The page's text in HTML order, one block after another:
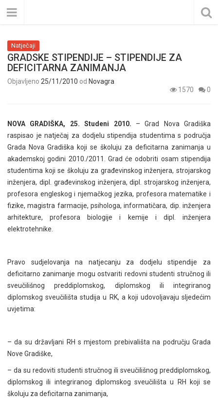
Natječaji
GRADSKE STIPENDIJE – STIPENDIJE ZA
DEFICITARNA ZANIMANJA
Objavljeno 25/11/2010 od Novagra
1570
0
NOVA GRADIŠKA, 25. Studeni 2010. – Grad Nova Gradiška
raspisao je natječaj za dodjelu stipendija studentima s područja
Grada Nova Gradiška koji se školuju za deficitarna zanimanja u
akademskoj godini 2010./2011. Grad će odobriti osam stipendija
studentima koji se školuju za građevinskog inženjera, strojarskog
inženjera, dipl. građevinskog inženjera, dipl. strojarskog inženjera,
profesora engleskog i njemačkog jezika, profesora matematike i
fizike, magistra farmacije, psihologa, informatičara, dip. inženjera
arhitekture, profesora biologije i kemije i dipl. inženjera
elektrotehnike.
Pravo sudjelovanja na natjecanju za dodjelu stipendije za
deficitarno zanimanje mogu ostvariti redovni studenti stručnog ili
sveučilišnog preddiplomskog, diplomskog ili integriranog
diplomskog sveučilišta studija u RK, a koji udovoljavaju sljedećim
uvjetima:
– da su državljani RH s mjestom prebivališta na području Grada
Nove Gradiške,
– da su redoviti studenti stručnog ili sveučilišnog preddiplomskog,
diplomskog ili integriranog diplomskog sveučilišta u RH koji se
školuju za deficitarna zanimanja,